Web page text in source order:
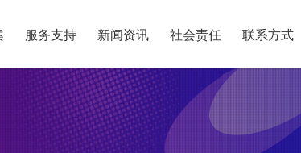
服务支持 新闻资讯 社会责任 联系方式